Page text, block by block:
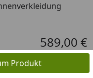
589,00 €
Produkt